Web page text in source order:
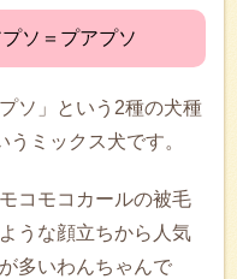
ソ＝プアプソ
ソ」という2種の犬種
うミックス犬です。
コモコカールの被毛
うな顔立ちから人気
多いわんちゃんで